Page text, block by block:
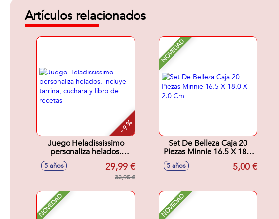
Artículos relacionados
- 9 %
Juego Heladississimo
personaliza helados.
Incluye tarrina, cuchara y
libro de recetas
5 años 29,99 €
32,95 €
NOVEDAD
Set De Belleza Caja 20
Piezas Minnie 16.5 X 18.0
5 años 5,00 €
NOVEDAD NOVEDAD